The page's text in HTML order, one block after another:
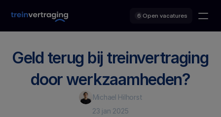
Geld terug bij treinvertraging
door werkzaamheden?
Michael Hilhorst
23 jan 2025
Open vacatures
6